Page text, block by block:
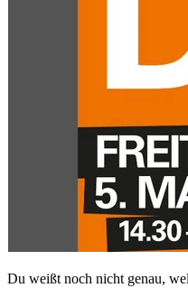
Du weißt noch nicht genau,